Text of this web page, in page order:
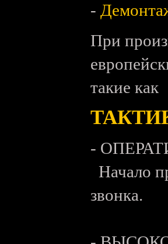
-
При
такие
-
Начало
звонка.